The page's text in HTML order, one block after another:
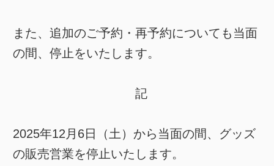
また、追加のご予約・再予約についても当面
の間、停止をいたします。
記
2025年12月6日（土）から当面の間、グッズ
の販売営業を停止いたします。